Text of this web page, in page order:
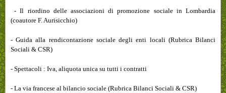
- Il riordino delle associazioni di promozione sociale in Lombardia
(coautore F. Aurisicchio)
- Guida alla rendicontazione sociale degli enti locali (Rubrica Bilanci
Sociali & CSR)
- Spettacoli : Iva, aliquota unica su tutti i contratti
- La via francese al bilancio sociale (Rubrica Bilanci Sociali & CSR)